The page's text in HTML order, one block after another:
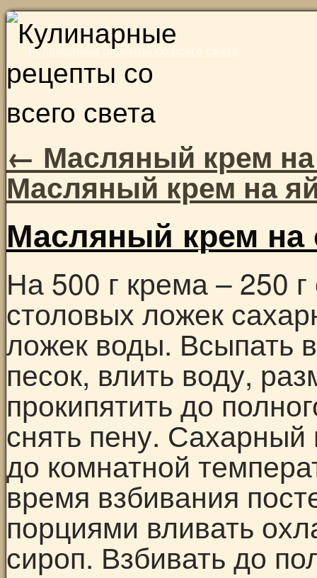
Кулинарные рецепты со всего света
Skip
content
← Масляный крем
Масляный крем на
Масляный крем на
На 500 г крема – 250
столовых ложек
ложек воды. Всыпать
песок, влить воду,
прокипятить до
снять пену. Сахарный
до комнатной
время взбивания
порциями вливать
сироп. Взбивать до